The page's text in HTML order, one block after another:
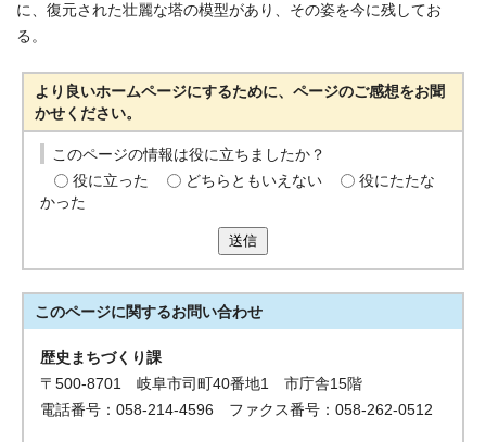
に、復元された壮麗な塔の模型があり、その姿を今に残してお
る。
より良いホームページにするために、ページのご感想をお聞
かせください。
このページの情報は役に立ちましたか？
役に立った
どちらともいえない
役にたたな
かった
送信
このページに関するお問い合わせ
歴史まちづくり課
〒500-8701 岐阜市司町40番地1 市庁舎15階
電話番号：058-214-4596 ファクス番号：058-262-0512